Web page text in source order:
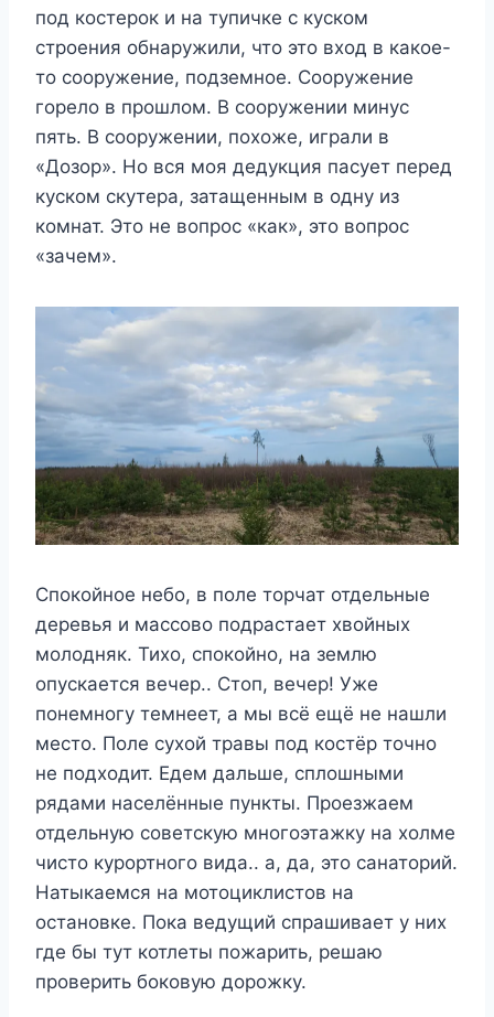
под костерок и на тупичке с куском
строения обнаружили, что это вход в какое-
то сооружение, подземное. Сооружение
горело в прошлом. В сооружении минус
пять. В сооружении, похоже, играли в
«Дозор». Но вся моя дедукция пасует перед
куском скутера, затащенным в одну из
комнат. Это не вопрос «как», это вопрос
«зачем».
Спокойное небо, в поле торчат отдельные
деревья и массово подрастает хвойных
молодняк. Тихо, спокойно, на землю
опускается вечер.. Стоп, вечер! Уже
понемногу темнеет, а мы всё ещё не нашли
место. Поле сухой травы под костёр точно
не подходит. Едем дальше, сплошными
рядами населённые пункты. Проезжаем
отдельную советскую многоэтажку на холме
чисто курортного вида.. а, да, это санаторий.
Натыкаемся на мотоциклистов на
остановке. Пока ведущий спрашивает у них
где бы тут котлеты пожарить, решаю
проверить боковую дорожку.